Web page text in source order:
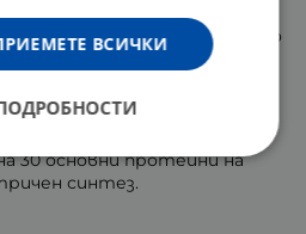
на полифеноли.
зони от кожата и повторно
колаген.
30 основни протеини на
синтез.
ВСИЧКИ